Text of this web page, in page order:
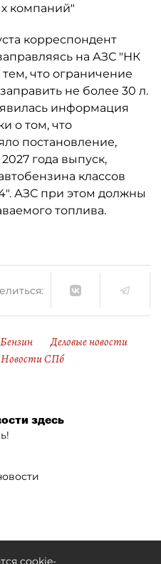
компаний"
корреспондент
на АЗС "НК
тем, что ограничение
не более 30 л.
информация
о том, что
постановление,
года выпуск,
классов
АЗС при этом должны
топлива.
Бензин
Деловые новости
Новости СПб
здесь
cookie-